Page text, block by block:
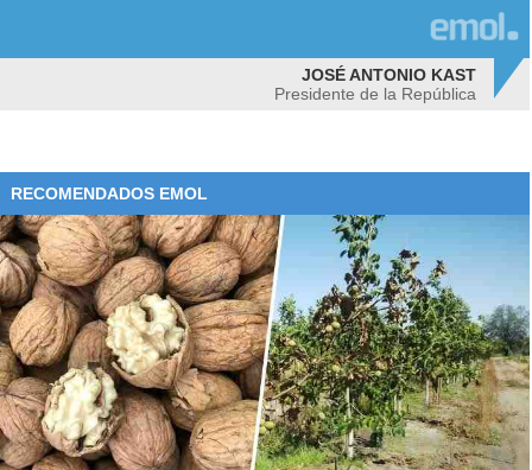
JOSÉ ANTONIO KAST
Presidente de la República
RECOMENDADOS EMOL